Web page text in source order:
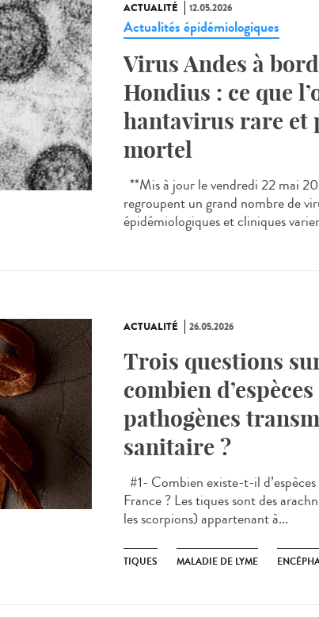
ACTUALITÉ 12.05.2026
Actualités épidémiologiques
Virus Andes à
Hondius : ce que
hantavirus rare et
mortel
**Mis à jour le vendredi 22 mai
regroupent un grand nombre de
épidémiologiques et cliniques
ACTUALITÉ 26.05.2026
Trois questions
combien
pathogènes
sanitaire ?
#1- Combien existe-t-il
France ? Les tiques sont des
les scorpions) appartenant à...
TIQUES MALADIE DE LYME